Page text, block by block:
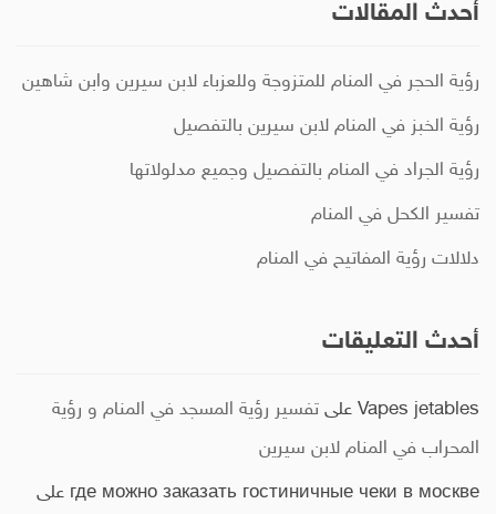
أحدث المقالات
رؤية الحجر في المنام للمتزوجة وللعزباء لابن سيرين وابن شاهين
رؤية الخبز في المنام لابن سيرين بالتفصيل
رؤية الجراد في المنام بالتفصيل وجميع مدلولاتها
تفسير الكحل في المنام
دلالات رؤية المفاتيح في المنام
أحدث التعليقات
Vapes jetables على تفسير رؤية المسجد في المنام و رؤية
المحراب في المنام لابن سيرين
где можно заказать гостиничные чеки в москве على